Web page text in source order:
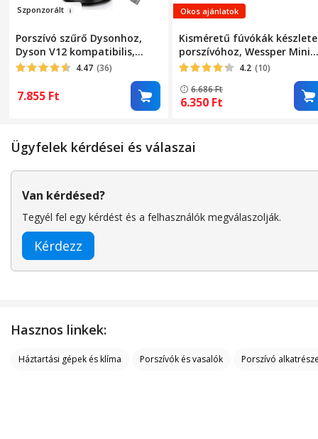
Szponzorált
Porszívó szűrő Dysonhoz,
Dyson V12 kompatibilis,
Detect Slim, Slim Absolute,
4.47 (36)
7.855 Ft
Okos ajánlatok
Kisméretű fúvókák készlete
porszívóhoz, Wessper Mini
Kefék, univerzális adapter
4.2 (10)
6.686Ft
6.350 Ft
Ügyfelek kérdései és válaszai
Van kérdésed?
Tegyél fel egy kérdést és a felhasználók megválaszolják.
Kérdezz
Hasznos linkek:
Háztartási gépek és klíma Porszívók és vasalók Porszívó